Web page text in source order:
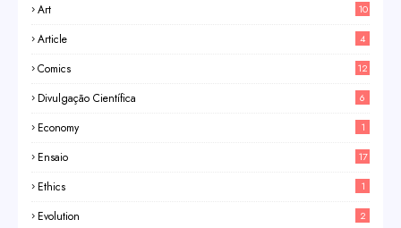
Art 10
Article 4
Comics 12
Divulgação Científica 6
Economy 1
Ensaio 17
Ethics 1
Evolution 2